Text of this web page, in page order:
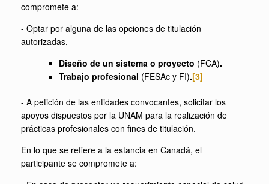
compromete a:
- Optar por alguna de las opciones de titulación
autorizadas,
Diseño de un sistema o proyecto (FCA).
Trabajo profesional (FESAc y FI).[3]
- A petición de las entidades convocantes, solicitar los
apoyos dispuestos por la UNAM para la realización de
prácticas profesionales con fines de titulación.
En lo que se refiere a la estancia en Canadá, el
participante se compromete a: